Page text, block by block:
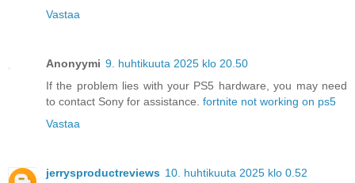
Vastaa
Anonyymi 9. huhtikuuta 2025 klo 20.50
If the problem lies with your PS5 hardware, you may need
to contact Sony for assistance. fortnite not working on ps5
Vastaa
jerrysproductreviews 10. huhtikuuta 2025 klo 0.52